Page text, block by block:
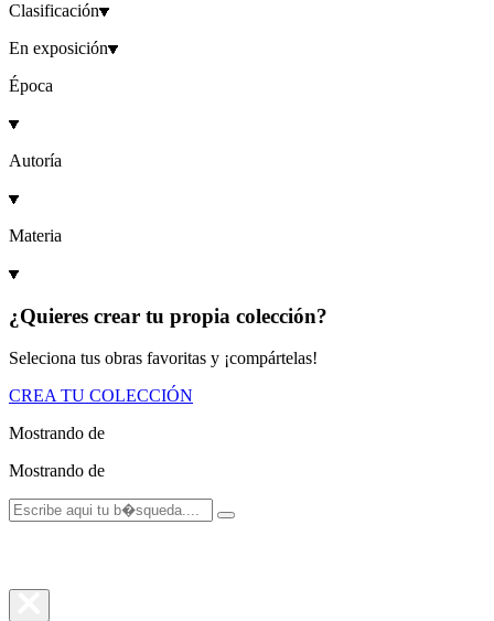
Clasificación
En exposición
Época
Autoría
Materia
¿Quieres crear tu propia colección?
Seleciona tus obras favoritas y ¡compártelas!
CREA TU COLECCIÓN
Mostrando de
Mostrando de